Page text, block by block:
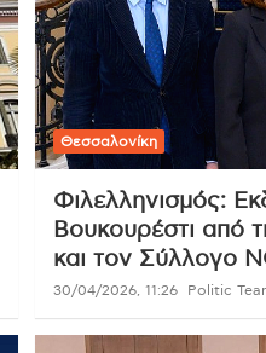
Θεσσαλονίκη
Φιλελληνισμός:
Βουκουρέστι από
και τον Σύλλογο
30/04/2026, 11:26 Politic